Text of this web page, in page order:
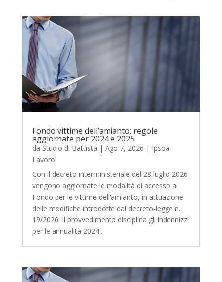
Fondo vittime dell’amianto: regole
aggiornate per 2024 e 2025
da Studio di Battista | Ago 7, 2026 | Ipsoa -
Lavoro
Con il decreto interministeriale del 28 luglio 2026
vengono aggiornate le modalità di accesso al
Fondo per le vittime dell'amianto, in attuazione
delle modifiche introdotte dal decreto-legge n.
19/2026. Il provvedimento disciplina gli indennizzi
per le annualità 2024...